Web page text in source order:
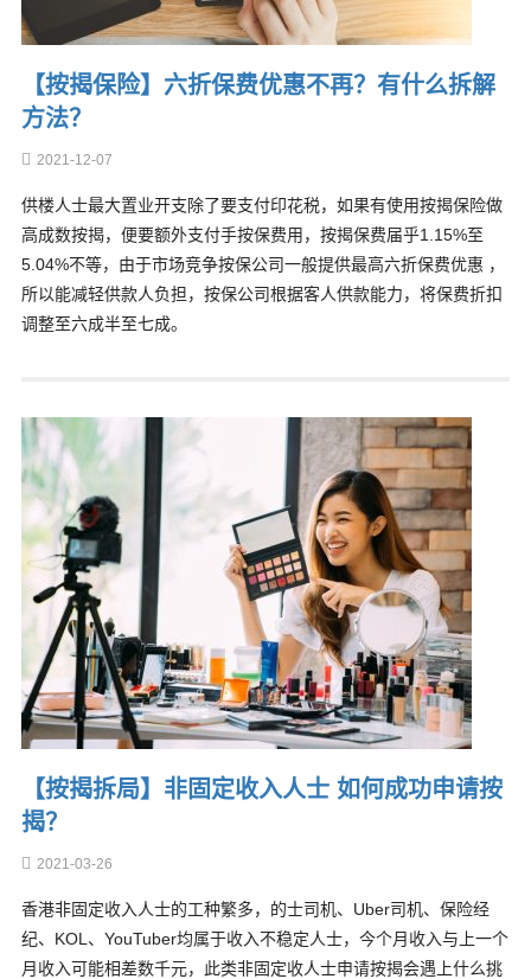
【按揭保险】六折保费优惠不再？有什么拆解
方法？
2021-12-07
供楼人士最大置业开支除了要支付印花税，如果有使用按揭保险做
高成数按揭，便要额外支付手按保费用，按揭保费届乎1.15%至
5.04%不等，由于市场竞争按保公司一般提供最高六折保费优惠 ，
所以能减轻供款人负担，按保公司根据客人供款能力，将保费折扣
调整至六成半至七成。
【按揭拆局】非固定收入人士 如何成功申请按
揭？
2021-03-26
香港非固定收入人士的工种繁多，的士司机、Uber司机、保险经
纪、KOL、YouTuber均属于收入不稳定人士，今个月收入与上一个
月收入可能相差数千元，此类非固定收人士申请按揭会遇上什么挑